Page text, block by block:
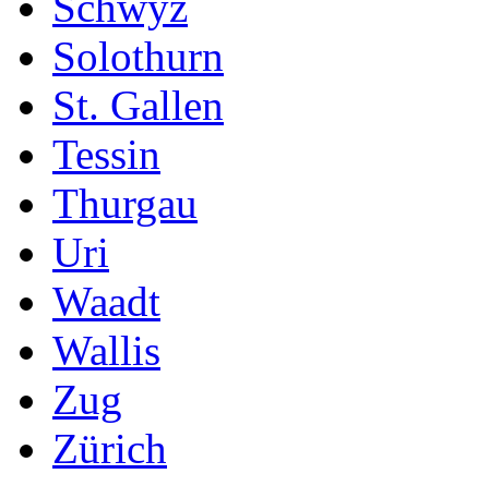
Solothurn
St. Gallen
Tessin
Thurgau
Uri
Waadt
Wallis
Zug
Zürich